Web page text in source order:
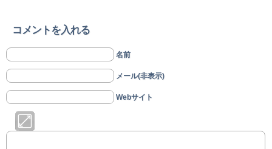
コメントを入れる
名前
メール(非表示)
Webサイト